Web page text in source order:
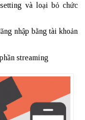
và loại bỏ chức
nhập bằng tài khoản
streaming